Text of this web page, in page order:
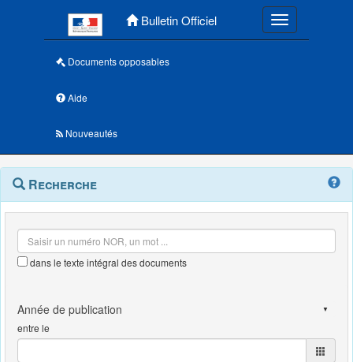
Bulletin Officiel Toggle
Documents opposables
Aide
Nouveautés
Navigation
outils
Menu
contextuel
Recherche
dans le texte intégral des documents
entre le